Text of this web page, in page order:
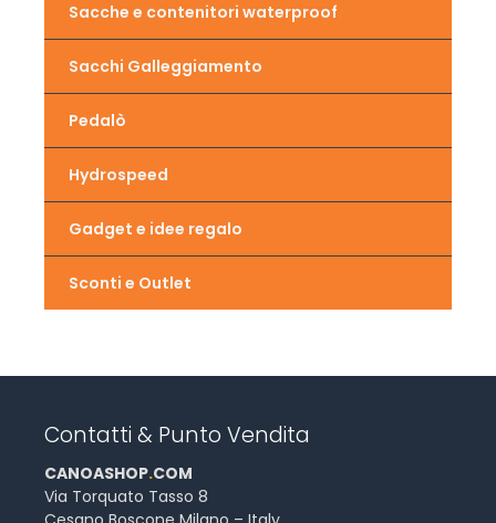
Sacche e contenitori waterproof
Sacchi Galleggiamento
Pedalò
Hydrospeed
Gadget e idee regalo
Sconti e Outlet
Contatti & Punto Vendita
CANOASHOP.COM
Via Torquato Tasso 8